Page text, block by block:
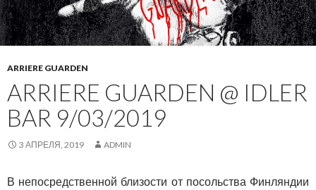
ARRIERE GUARDEN
ARRIERE GUARDEN @ IDLER
BAR 9/03/2019
3 АПРЕЛЯ, 2019 ADMIN
В непосредственной близости от посольства Финляндии